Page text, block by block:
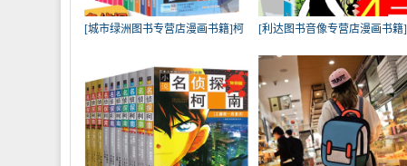
[城市绿洲图书专营店漫画书籍]柯
[利达图书音像专营店漫画书籍]
【班